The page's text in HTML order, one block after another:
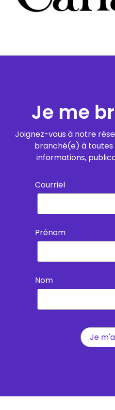
Je me
Joignez-vous à notre
branché(e) à toutes
informations,
Courriel
Prénom
Nom